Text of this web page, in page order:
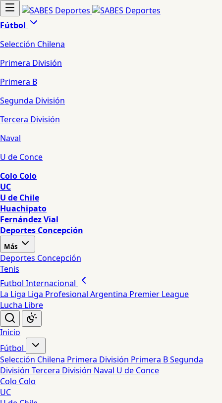
Fútbol
Selección Chilena
Primera División
Primera B
Segunda División
Tercera División
Naval
U de Conce
Colo Colo
UC
U de Chile
Huachipato
Fernández Vial
Deportes Concepción
Más
Deportes Concepción
Tenis
Futbol Internacional
La Liga Liga Profesional Argentina Premier League
Lucha Libre
Inicio
Fútbol
Selección Chilena Primera División Primera BSegunda
División Tercera División Naval U de Conce
Colo Colo
UC